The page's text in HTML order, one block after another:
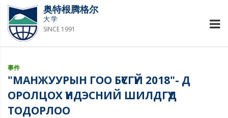
奥特根腾格尔
大学
SINCE 1991
事件
"МАНЖУУРЫН ГОО БҮСГҮЙ 2018"- Д
ОРОЛЦОХ ҮНДЭСНИЙ ШИЛДГҮҮД
ТОДОРЛОО